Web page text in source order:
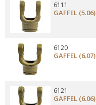
GAFFEL (5.06)
6111
GAFFEL (6.07)
6120
GAFFEL (6.06)
6121